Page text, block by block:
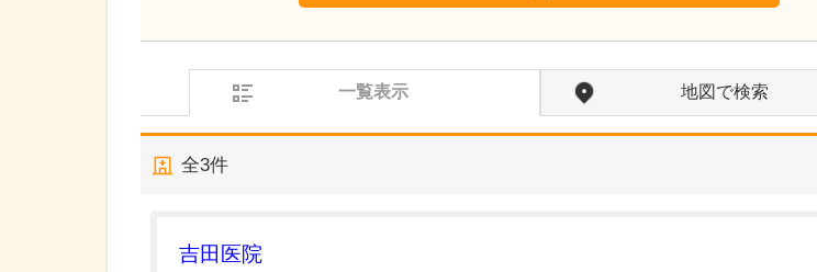
一覧表示 地図で検索
全3件
吉田医院
広島県広島市中区
大手町こぶけ内科クリニック
小武家 和博院長